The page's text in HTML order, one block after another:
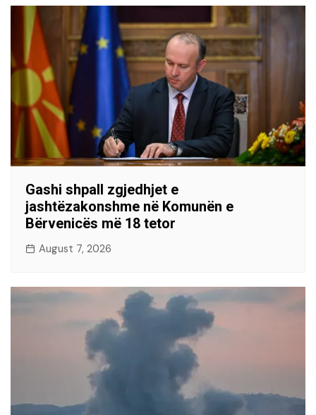
Gashi shpall zgjedhjet e
jashtëzakonshme në Komunën e
Bërvenicës më 18 tetor
August 7, 2026